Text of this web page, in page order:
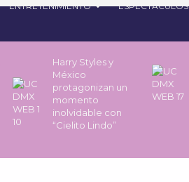
ENTRETENIMIENTO ESPECTÁCULOS
Harry Styles y
México
protagonizan un
momento
inolvidable con
“Cielito Lindo”